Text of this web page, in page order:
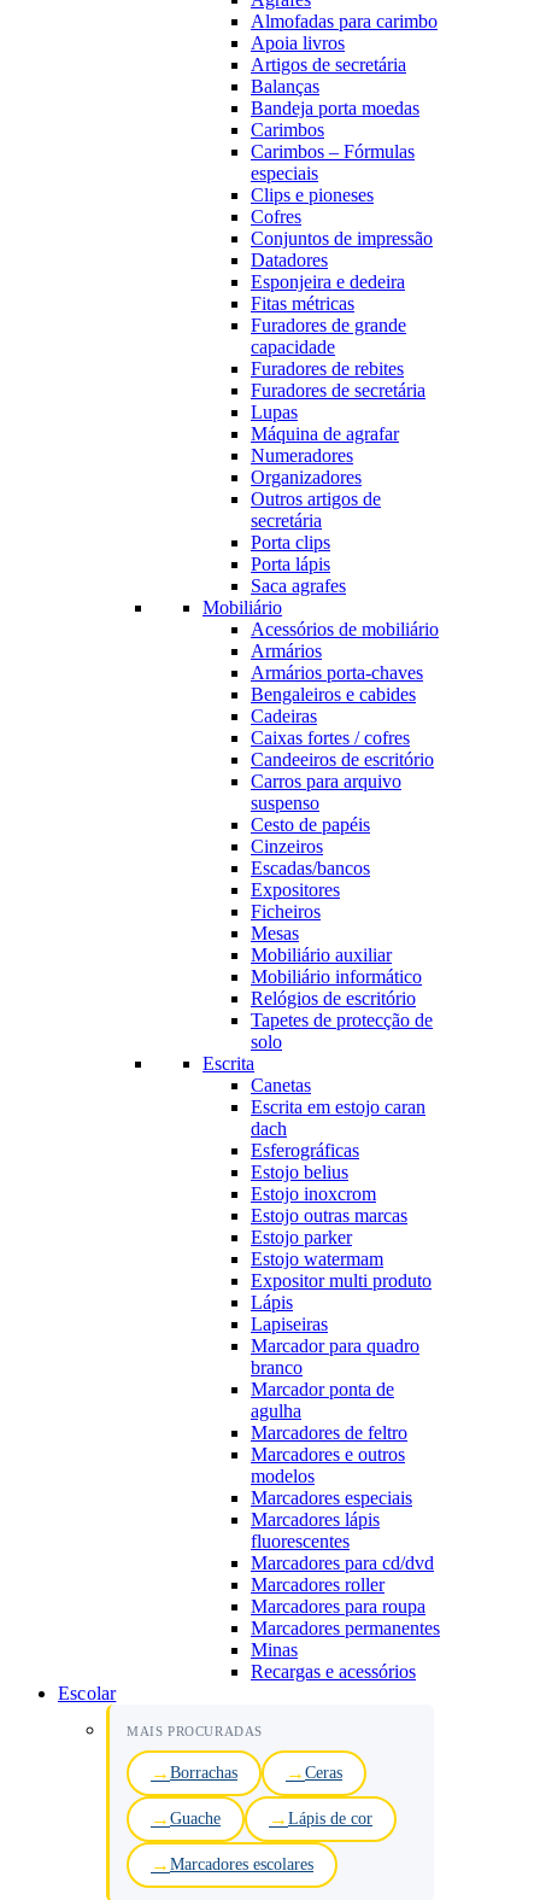
Almofadas para carimbo
Apoia livros
Artigos de secretária
Balanças
Bandeja porta moedas
Carimbos
Carimbos – Fórmulas
especiais
Clips e pioneses
Cofres
Conjuntos de impressão
Datadores
Esponjeira e dedeira
Fitas métricas
Furadores de grande
capacidade
Furadores de rebites
Furadores de secretária
Lupas
Máquina de agrafar
Numeradores
Organizadores
Outros artigos de
secretária
Porta clips
Porta lápis
Saca agrafes
Mobiliário
Acessórios de mobiliário
Armários
Armários porta-chaves
Bengaleiros e cabides
Cadeiras
Caixas fortes / cofres
Candeeiros de escritório
Carros para arquivo
suspenso
Cesto de papéis
Cinzeiros
Escadas/bancos
Expositores
Ficheiros
Mesas
Mobiliário auxiliar
Mobiliário informático
Relógios de escritório
Tapetes de protecção de
solo
Escrita
Canetas
Escrita em estojo caran
dach
Esferográficas
Estojo belius
Estojo inoxcrom
Estojo outras marcas
Estojo parker
Estojo watermam
Expositor multi produto
Lápis
Lapiseiras
Marcador para quadro
branco
Marcador ponta de
agulha
Marcadores de feltro
Marcadores e outros
modelos
Marcadores especiais
Marcadores lápis
fluorescentes
Marcadores para cd/dvd
Marcadores roller
Marcadores para roupa
Marcadores permanentes
Minas
Recargas e acessórios
Escolar
MAIS PROCURADAS
Borrachas Ceras
Guache Lápis de cor
Marcadores escolares